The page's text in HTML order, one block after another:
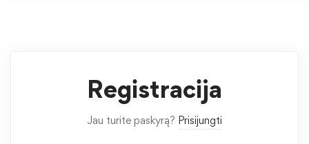
Registracija
Jau turite paskyrą? Prisijungti